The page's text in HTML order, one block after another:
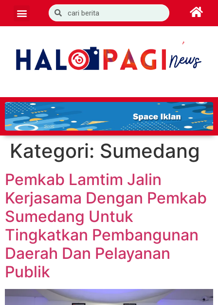
Kategori: Sumedang
Pemkab Lamtim Jalin
Kerjasama Dengan Pemkab
Sumedang Untuk
Tingkatkan Pembangunan
Daerah Dan Pelayanan
Publik